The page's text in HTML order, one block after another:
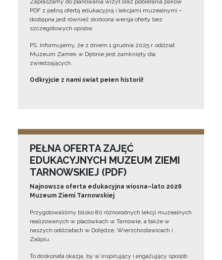
Zapraszamy do planowania wizyt oraz pobierania plików
PDF z pełną ofertą edukacyjną i lekcjami muzealnymi –
dostępna jest również skrócona wersja oferty bez
szczegółowych opisów.
PS. Informujemy, że z dniem 1 grudnia 2025 r. oddział
Muzeum Zamek w Dębnie jest zamknięty dla
zwiedzających.
Odkryjcie z nami świat pełen historii!
PEŁNA OFERTA ZAJĘĆ
EDUKACYJNYCH MUZEUM ZIEMI
TARNOWSKIEJ (PDF)
Najnowsza oferta edukacyjna wiosna–lato 2026
Muzeum Ziemi Tarnowskiej
Przygotowaliśmy blisko 80 różnorodnych lekcji muzealnych
realizowanych w placówkach w Tarnowie, a także w
naszych oddziałach w Dołędze, Wierzchosławicach i
Zalipiu.
To doskonała okazja, by w inspirujący i angażujący sposób